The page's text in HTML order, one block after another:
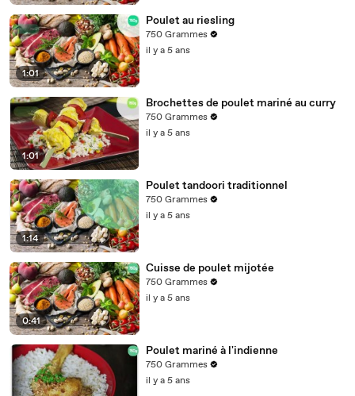
1:01
Poulet au riesling
750 Grammes
il y a 5 ans
1:01
Brochettes de poulet mariné au curry
750 Grammes
il y a 5 ans
1:14
Poulet tandoori traditionnel
750 Grammes
il y a 5 ans
0:41
Cuisse de poulet mijotée
750 Grammes
il y a 5 ans
Poulet mariné à l'indienne
750 Grammes
il y a 5 ans